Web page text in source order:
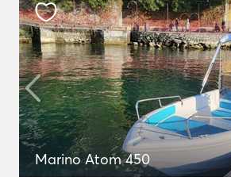
Marino Atom 450